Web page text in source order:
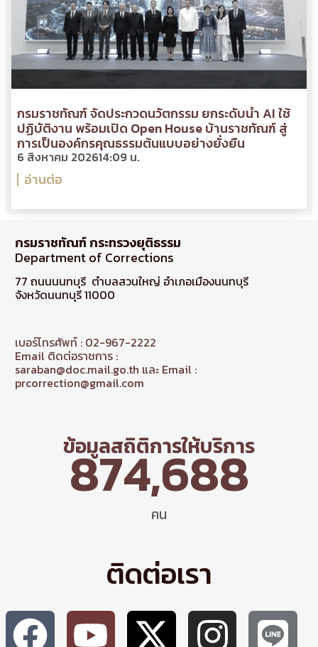
กรมราชทัณฑ์ จัดประกวดนวัตกรรม ยกระดับนำ AI ใช้
ปฏิบัติงาน พร้อมเปิด Open House บ้านราชทัณฑ์ สู่
การเป็นองค์กรคุณธรรมต้นแบบอย่างยั่งยืน
6 สิงหาคม 202614:09 น.
อ่านต่อ
กรมราชทัณฑ์ กระทรวงยุติธรรม
Department of Corrections
77 ถนนนนทบุรี ตำบลสวนใหญ่ อำเภอเมืองนนทบุรี
จังหวัดนนทบุรี 11000
เบอร์โทรศัพท์ : 02-967-2222
Email ติดต่อราชการ :
saraban@doc.mail.go.th และ Email :
prcorrection@gmail.com
ข้อมูลสถิติการให้บริการ
คน
874,688
ติดต่อเรา